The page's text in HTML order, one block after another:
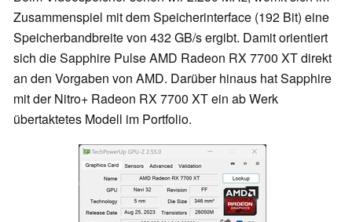
Zusammenspiel mit dem Speicherinterface (192 Bit) eine
Speicherbandbreite von 432 GB/s ergibt. Damit orientiert
sich die Sapphire Pulse AMD Radeon RX 7700 XT direkt
an den Vorgaben von AMD. Darüber hinaus hat Sapphire
mit der Nitro+ Radeon RX 7700 XT ein ab Werk
übertaktetes Modell im Portfolio.